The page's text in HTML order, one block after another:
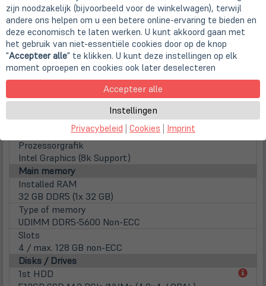
CPU
Intel Core Ultra 7 265K (8x 3,9 GHz P-Core + 12x 3,3
GHz E-Core / 30MB Smart Cache / 125 Watt)
Family
Core Ultra 7
Number of Cores
20 Kerne
Max. Turbo Taktfrequenz
Prozessorgrafik
Intel Graphics (8k Support)
Main memory
Installed RAM
32 GB DDR5 (1x 32 GB)
Type of memory
UDIMM DDR5-5600 Non-ECC
Slots
4 / max. 128 GB non-ECC
Disks / Drives
1st HDD
zijn noodzakelijk (bijvoorbeeld voor de winkelwagen), terwijl
andere ons helpen om u een betere online-ervaring te bieden en
deze economisch te laten werken. U kunt akkoord gaan met
het gebruik van niet-essentiële cookies door op de knop
"Accepteer alle" te klikken. U kunt deze instellingen op elk
moment oproepen en cookies ook later deselecteren
Accepteer alle
Instellingen
Privacybeleid | Cookies | Imprint